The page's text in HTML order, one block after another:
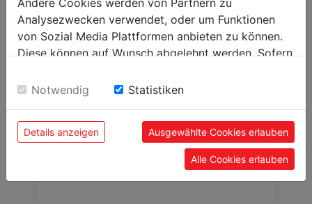
Andere Cookies werden von Partnern zu
Analysezwecken verwendet, oder um Funktionen
von Sozial Media Plattformen anbieten zu können.
Diese können auf Wunsch abgelehnt werden. Sofern
Einwilligung zu unseren Cookies.
Notwendig Statistiken
Details anzeigen Ausgewählte Cookies erlauben
Alle Cookies erlauben